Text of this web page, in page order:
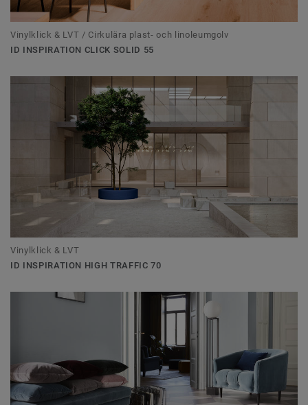
Vinylklick & LVT / Cirkulära plast- och linoleumgolv
ID INSPIRATION CLICK SOLID 55
Vinylklick & LVT
ID INSPIRATION HIGH TRAFFIC 70